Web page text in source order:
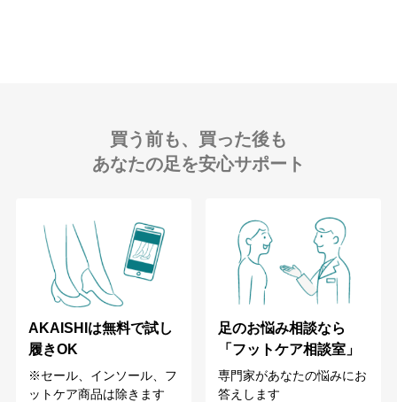
買う前も、買った後も
あなたの足を安心サポート
AKAISHIは無料で試し
履きOK
※セール、インソール、フ
ットケア商品は除きます
足のお悩み相談なら
「フットケア相談室」
専門家があなたの悩みにお
答えします